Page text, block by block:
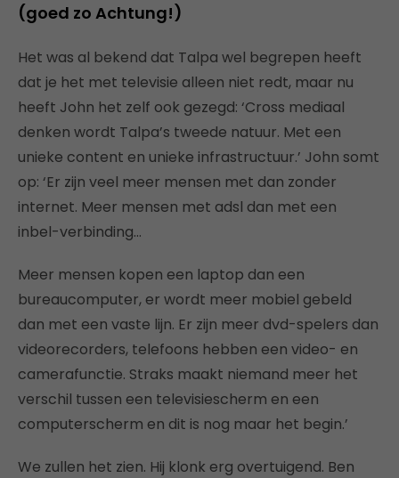
(goed zo Achtung!)
Het was al bekend dat Talpa wel begrepen heeft
dat je het met televisie alleen niet redt, maar nu
heeft John het zelf ook gezegd: ‘Cross mediaal
denken wordt Talpa’s tweede natuur. Met een
unieke content en unieke infrastructuur.’ John somt
op: ‘Er zijn veel meer mensen met dan zonder
internet. Meer mensen met adsl dan met een
inbel-verbinding…
Meer mensen kopen een laptop dan een
bureaucomputer, er wordt meer mobiel gebeld
dan met een vaste lijn. Er zijn meer dvd-spelers dan
videorecorders, telefoons hebben een video- en
camerafunctie. Straks maakt niemand meer het
verschil tussen een televisiescherm en een
computerscherm en dit is nog maar het begin.’
We zullen het zien. Hij klonk erg overtuigend. Ben